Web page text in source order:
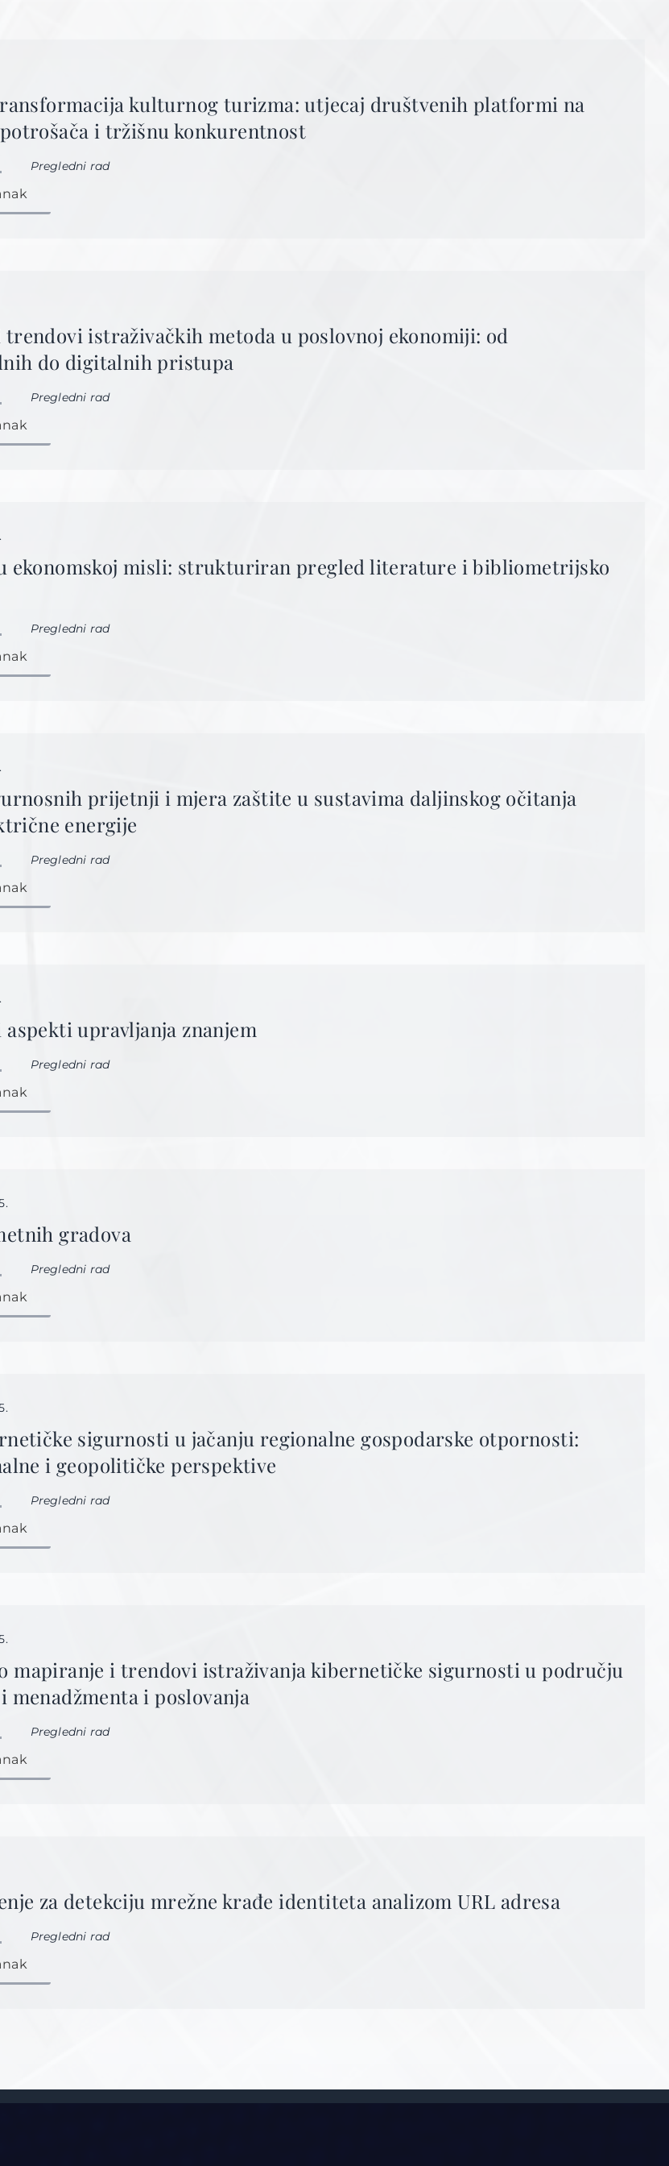
kulturnog turizma: utjecaj društvenih platformi na
i tržišnu konkurentnost
Pregledni rad
trendovi istraživačkih metoda u poslovnoj ekonomiji: od
do digitalnih pristupa
Pregledni rad
ekonomskoj misli: strukturiran pregled literature i bibliometrijsko
Pregledni rad
prijetnji i mjera zaštite u sustavima daljinskog očitanja
energije
Pregledni rad
upravljanja znanjem
Pregledni rad
gradova
Pregledni rad
sigurnosti u jačanju regionalne gospodarske otpornosti:
i geopolitičke perspektive
Pregledni rad
mapiranje i trendovi istraživanja kibernetičke sigurnosti u području
menadžmenta i poslovanja
Pregledni rad
za detekciju mrežne krađe identiteta analizom URL adresa
Pregledni rad